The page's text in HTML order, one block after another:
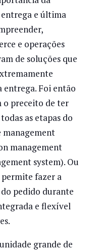
entrega e última
e operações
de soluções que
Foi então
o preceito de ter
as etapas do
management
management
system). Ou
permite fazer a
pedido durante
e flexível
grande de